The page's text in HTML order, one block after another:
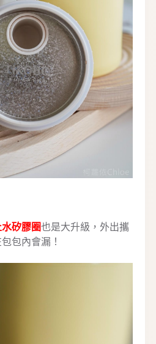
水矽膠圈也是大升級，外出攜
包內會漏！